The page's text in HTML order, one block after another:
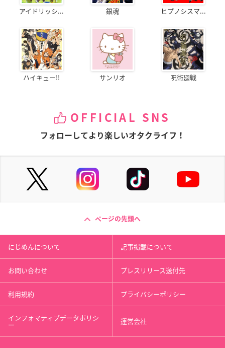
アイドリッシ... 銀魂 ヒプノシスマ...
ハイキュー!! サンリオ 呪術廻戦
OFFICIAL SNS
フォローしてより楽しいオタクライフ！
ページの先頭へ
にじめんについて 記事掲載について
お問い合わせ プレスリリース送付先
利用規約 プライバシーポリシー
インフォマティブデータポリシ
ー 運営会社